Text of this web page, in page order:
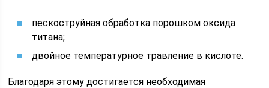
пескоструйная обработка порошком оксида
титана;
двойное температурное травление в кислоте.
Благодаря этому достигается необходимая